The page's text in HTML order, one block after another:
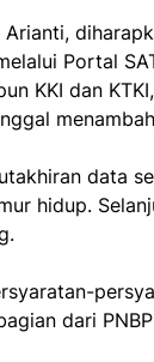
Portal
KKI dan
data
hidup.
dari